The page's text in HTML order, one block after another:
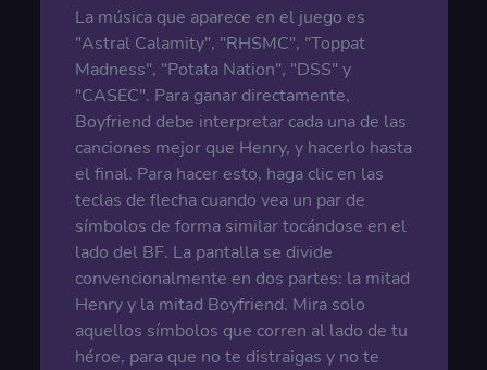
La música que aparece en el juego es
"Astral Calamity", "RHSMC", "Toppat
Madness", "Potata Nation", "DSS" y
"CASEC". Para ganar directamente,
Boyfriend debe interpretar cada una de las
canciones mejor que Henry, y hacerlo hasta
el final. Para hacer esto, haga clic en las
teclas de flecha cuando vea un par de
símbolos de forma similar tocándose en el
lado del BF. La pantalla se divide
convencionalmente en dos partes: la mitad
Henry y la mitad Boyfriend. Mira solo
aquellos símbolos que corren al lado de tu
héroe, para que no te distraigas y no te